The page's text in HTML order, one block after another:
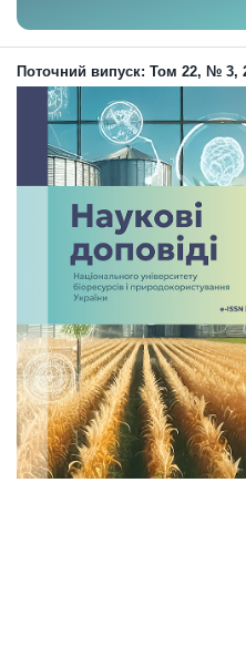
Поточний випуск: Том 22, № 3,